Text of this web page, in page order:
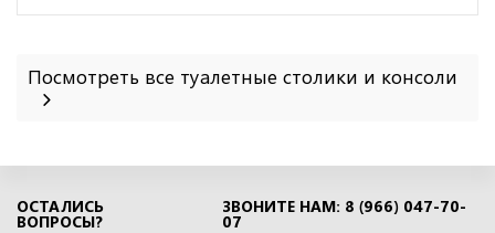
Посмотреть все туалетные столики и консоли
ОСТАЛИСЬ
ВОПРОСЫ?
ЗВОНИТЕ НАМ: 8 (966) 047-70-
07